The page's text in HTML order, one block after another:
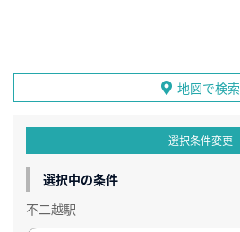
地図で検索
選択条件変更
選択中の条件
不二越駅